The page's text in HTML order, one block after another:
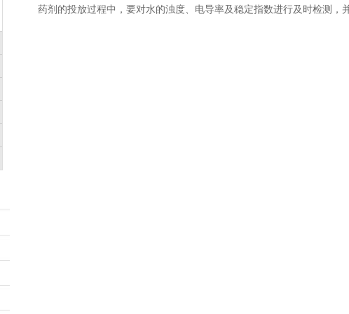
药剂的投放过程中，要对水的浊度、电导率及稳定指数进行及时检测，